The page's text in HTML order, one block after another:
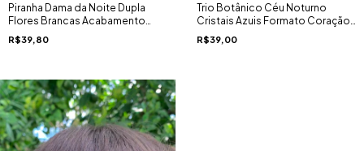
Piranha Dama da Noite Dupla
Flores Brancas Acabamento
Perolado Brilhante
R$39,80
Trio Botânico Céu Noturno
Cristais Azuis Formato Coração
Lua Estrela Bico Acetato Boreal
Perolado
R$39,00